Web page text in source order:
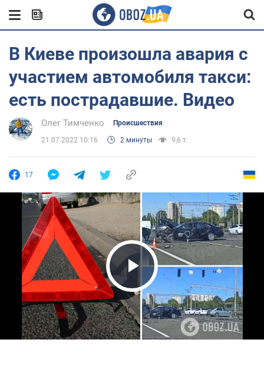
В Киеве произошла авария с
участием автомобиля такси:
есть пострадавшие. Видео
Олег Тимченко Происшествия
21.07.2022 10:16 2 минуты 9,6 т.
17
Play Video